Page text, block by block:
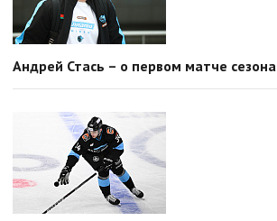
Андрей Стась – о первом матче сезона